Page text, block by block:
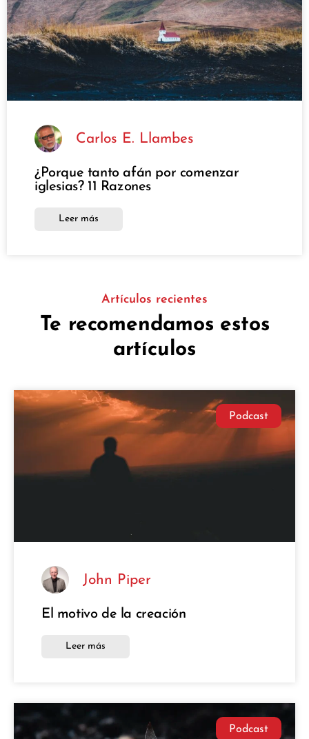
Carlos E. Llambes
¿Porque tanto afán por comenzar
iglesias? 11 Razones
Leer más
Artículos recientes
Te recomendamos estos
artículos
Podcast
John Piper
El motivo de la creación
Leer más
Podcast